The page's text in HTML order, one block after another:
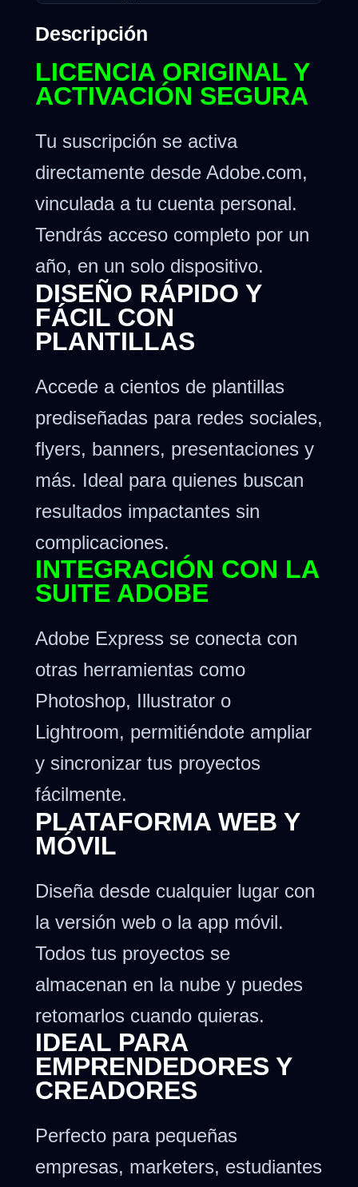
Descripción
LICENCIA ORIGINAL Y
ACTIVACIÓN SEGURA
Tu suscripción se activa
directamente desde Adobe.com,
vinculada a tu cuenta personal.
Tendrás acceso completo por un
año, en un solo dispositivo.
DISEÑO RÁPIDO Y
FÁCIL CON
PLANTILLAS
Accede a cientos de plantillas
prediseñadas para redes sociales,
flyers, banners, presentaciones y
más. Ideal para quienes buscan
resultados impactantes sin
complicaciones.
INTEGRACIÓN CON LA
SUITE ADOBE
Adobe Express se conecta con
otras herramientas como
Photoshop, Illustrator o
Lightroom, permitiéndote ampliar
y sincronizar tus proyectos
fácilmente.
PLATAFORMA WEB Y
MÓVIL
Diseña desde cualquier lugar con
la versión web o la app móvil.
Todos tus proyectos se
almacenan en la nube y puedes
retomarlos cuando quieras.
IDEAL PARA
EMPRENDEDORES Y
CREADORES
Perfecto para pequeñas
empresas, marketers, estudiantes